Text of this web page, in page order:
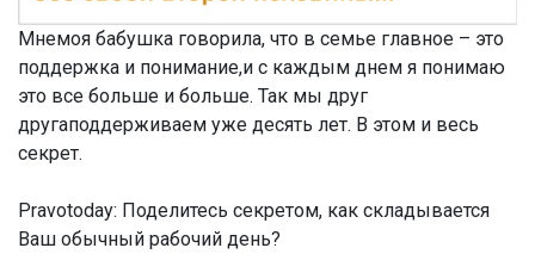
Мнемоя бабушка говорила, что в семье главное – это
поддержка и понимание,и с каждым днем я понимаю
это все больше и больше. Так мы друг
другаподдерживаем уже десять лет. В этом и весь
секрет.
Pravotoday: Поделитесь секретом, как складывается
Ваш обычный рабочий день?